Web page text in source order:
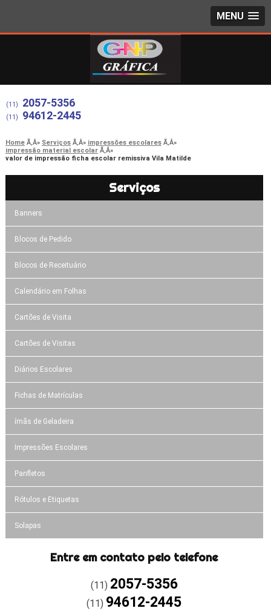
MENU
(11) 2057-5356
(11) 94612-2445
Home Serviços
impressões escolares
impressão material escolar
valor de impressão ficha escolar remissiva Vila Matilde
Serviços
Banners
Blocos de Pedido
Blocos de Receituário
Calendário em Folhas
Cartões de Visita
Cartões de Visitas
Diários Escolares
Fichas de Matrículas
ímãs de Geladeira
Impressões Escolares
Panfletos
Rótulos e Etiquetas
Solapas
Entre em contato pelo telefone
(11) 2057-5356
(11) 94612-2445